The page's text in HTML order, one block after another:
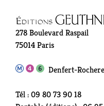
278 Boulevard Raspail
75014 Paris
Denfert-
Tél : 09 80 73 90 18